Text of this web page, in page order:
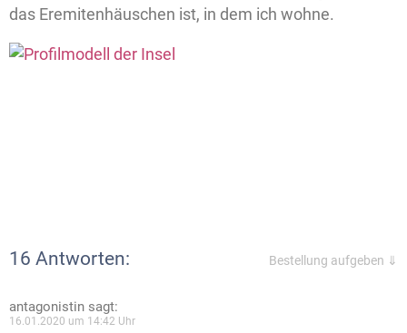
das Eremitenhäuschen ist, in dem ich wohne.
16 Antworten: Bestellung aufgeben ⇓
antagonistin sagt:
16.01.2020 um 14:42 Uhr